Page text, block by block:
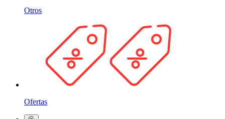
Otros
Ofertas